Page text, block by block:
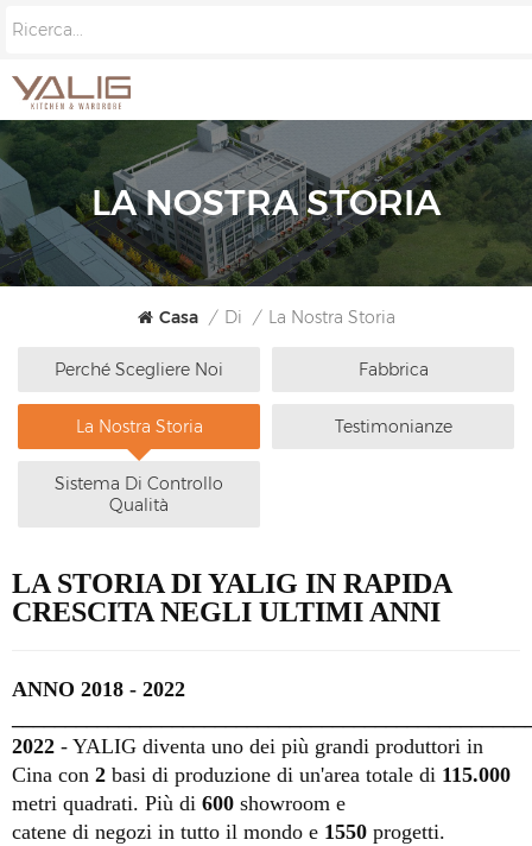
LA NOSTRA STORIA
Casa / Di / La Nostra Storia
Perché Scegliere Noi Fabbrica
La Nostra Storia Testimonianze
Sistema Di Controllo
Qualità
LA STORIA DI YALIG IN RAPIDA
CRESCITA NEGLI ULTIMI ANNI
ANNO 2018 - 2022
2022 - YALIG diventa uno dei più grandi produttori in
Cina con 2 basi di produzione di un'area totale di 115.000
metri quadrati. Più di 600 showroom e
catene di negozi in tutto il mondo e 1550 progetti.